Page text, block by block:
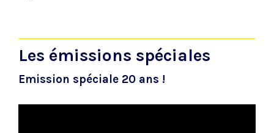
Les émissions spéciales
Emission spéciale 20 ans !